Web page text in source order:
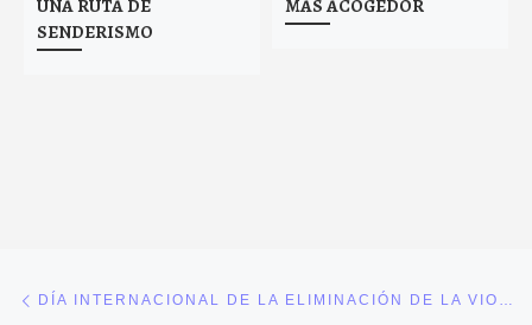
UNA RUTA DE
SENDERISMO
MÁS ACOGEDOR
Navegación de entradas